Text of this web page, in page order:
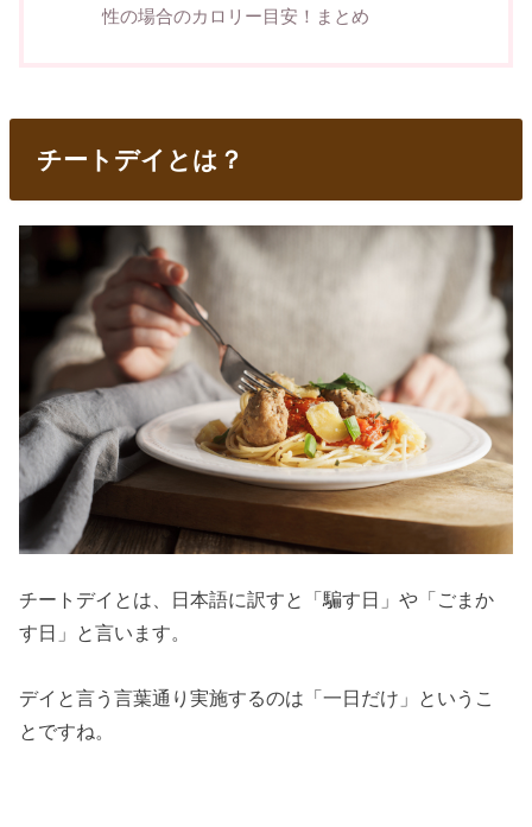
性の場合のカロリー目安！まとめ
チートデイとは？
チートデイとは、日本語に訳すと「騙す日」や「ごまか
す日」と言います。
デイと言う言葉通り実施するのは「一日だけ」というこ
とですね。